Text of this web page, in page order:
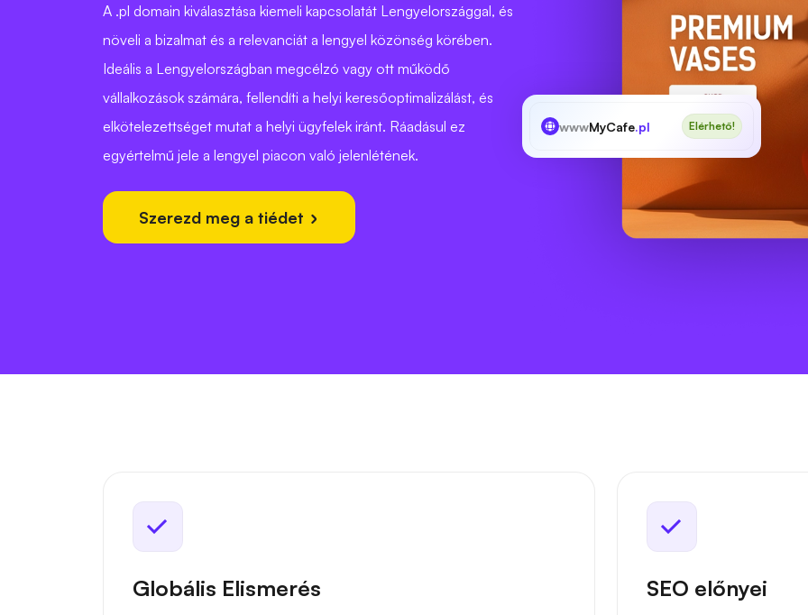
A .pl domain kiválasztása kiemeli kapcsolatát Lengyelországgal, és
növeli a bizalmat és a relevanciát a lengyel közönség körében.
Ideális a Lengyelországban megcélzó vagy ott működő
vállalkozások számára, fellendíti a helyi keresőoptimalizálást, és
elkötelezettséget mutat a helyi ügyfelek iránt. Ráadásul ez
egyértelmű jele a lengyel piacon való jelenlétének.
Szerezd meg a tiédet
wwwMyCafe.pl Elérhető!
Globális Elismerés SEO előnyei